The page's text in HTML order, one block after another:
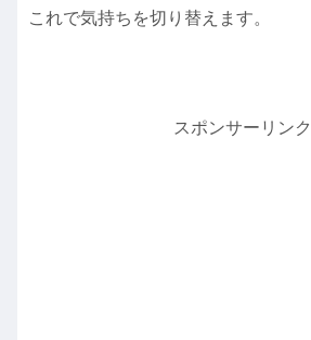
これで気持ちを切り替えます。
スポンサーリンク